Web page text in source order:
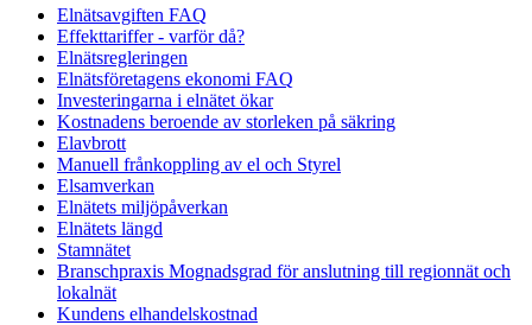
Elnätsavgiften FAQ
Effekttariffer - varför då?
Elnätsregleringen
Elnätsföretagens ekonomi FAQ
Investeringarna i elnätet ökar
Kostnadens beroende av storleken på säkring
Elavbrott
Manuell frånkoppling av el och Styrel
Elsamverkan
Elnätets miljöpåverkan
Elnätets längd
Stamnätet
Branschpraxis Mognadsgrad för anslutning till regionnät och
lokalnät
Kundens elhandelskostnad